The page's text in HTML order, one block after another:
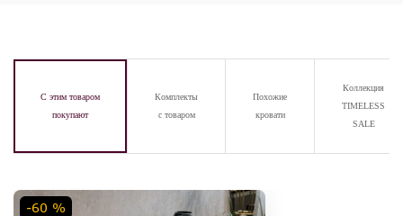
С этим товаром
покупают
Комплекты
с товаром
Похожие
кровати
Коллекция
TIMELESS
SALE
-60 %